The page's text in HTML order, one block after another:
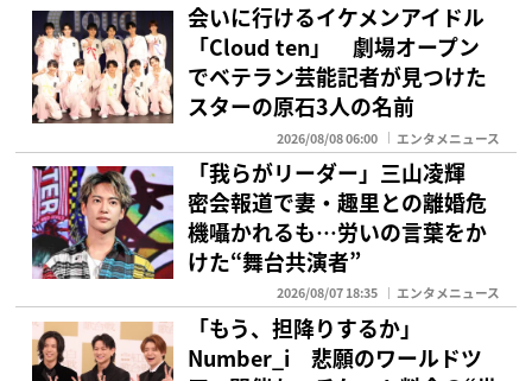
会いに行けるイケメンアイドル
「Cloud ten」 劇場オープン
でベテラン芸能記者が見つけた
スターの原石3人の名前
2026/08/08 06:00 エンタメニュース
「我らがリーダー」三山凌輝
密会報道で妻・趣里との離婚危
機囁かれるも…労いの言葉をか
けた“舞台共演者”
2026/08/07 18:35 エンタメニュース
「もう、担降りするか」
Number_i 悲願のワールドツ